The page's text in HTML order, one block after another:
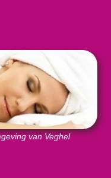
van Veghel